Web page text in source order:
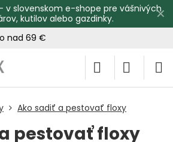
✕
v slovenskom e-shope pre vášnivých
kutilov alebo gazdinky.
nad 69 €
Ako sadiť a pestovať floxy
pestovať floxy